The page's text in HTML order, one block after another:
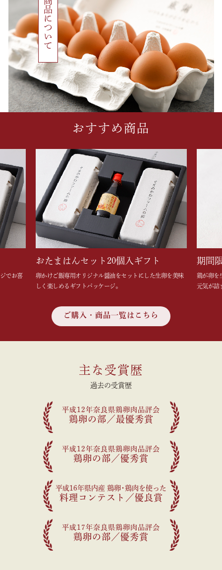
累計販売個数3,000個突破記念‼︎
期間限定【よくばり食べくらべセット】を販売致しま
す🎉
販売期間は、3月7日(金)〜4月6日(日)です。
セット内容
・たまご20個(たまごのサイズは選べます)
・親鶏肉みそ(甘めのお味噌)
・おたまはん(少し甘めの関西風醤油)
・ピリ辛&ガーリック(ガツンとニンニク旨辛味)
※セット内容の変更はできません。
3月5日(水)までに店頭にてご予約頂いた方限定で早期
たまご20個をプレゼントさせて頂きます🎁
※プレゼントたまごのサイズは選べません。お取り置
不可とさせて頂きます。
予めご了承ください。
詳しくはスタッフまでお問合せください📣
2025年1月15日
いつもありがとうございます。
そまのかわファームからお知らせです。
さて、令和7年の寒卵についてです。
皆様、風水で言われている寒卵をご存知でしょうか？
寒の時期（1月5日頃〜2月3日頃）に産まれた卵を寒卵
美味しい。
２.金運が上がる。
このように、栄養価が高いことと金運が上昇するとい
うことから、大寒の卵、寒卵は毎年多くのお客様にご
好評を頂いております。
も是非そまのかわファームの美味しい寒卵を食べて金
本年も皆様に喜んで頂ける商品をご提供できますよう
心掛けて参りますので、昨年同様のご愛顧を賜ります
店を心よりお待ちしております。
2024年11月27日
お知らせです🐓🌈
年始は1月2日(木)より通常通り営業させて頂きます🎍
※自動販売機は年末年始も販売させて頂く予定です
が、
売り切れの場合はご了承ください。
奈良農場店は年中無休で、
年末年始も通常営業させて頂きます。
そまのかわキッチンの年内最終営業日ですが、
年始は1月6日(月)から通常通り営業予定です🎍
※変更がある場合はホームページや
Instagramを更新いたします！
ご確認を宜しくお願い致します。
商品について
おすすめ商品
でお喜
おたまはんセット20個入ギフト
卵かけご飯専用オリジナル醤油をセットにした生卵を美味
しく楽しめるギフトパッケージ。
期間
鶏が卵を
元気が詰
ご購入・商品一覧はこちら
主な受賞歴
過去の受賞歴
平成12年奈良県鶏卵肉品評会
鶏卵の部／最優秀賞
平成12年奈良県鶏卵肉品評会
鶏卵の部／優秀賞
平成16年県内産 鶏卵・鶏肉を使った
料理コンテスト／優良賞
平成17年奈良県鶏卵肉品評会
鶏卵の部／優秀賞